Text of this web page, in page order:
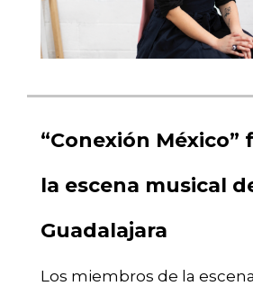
“Conexión México”
la escena musical
Guadalajara
Los miembros de la